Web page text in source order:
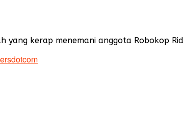
kerap menemani anggota Robokop